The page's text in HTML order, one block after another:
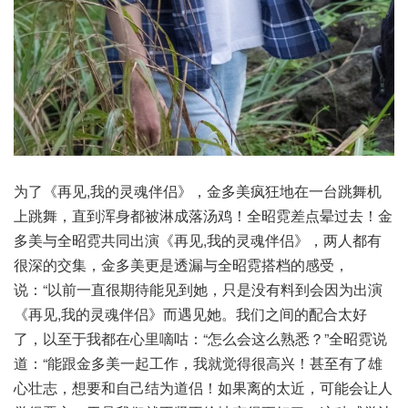
为了《再见,我的灵魂伴侣》，金多美疯狂地在一台跳舞机
上跳舞，直到浑身都被淋成落汤鸡！全昭霓差点晕过去！金
多美与全昭霓共同出演《再见,我的灵魂伴侣》，两人都有
很深的交集，金多美更是透漏与全昭霓搭档的感受，
说：“以前一直很期待能见到她，只是没有料到会因为出演
《再见,我的灵魂伴侣》而遇见她。我们之间的配合太好
了，以至于我都在心里嘀咕：“怎么会这么熟悉？”全昭霓说
道：“能跟金多美一起工作，我就觉得很高兴！甚至有了雄
心壮志，想要和自己结为道侣！如果离的太近，可能会让人